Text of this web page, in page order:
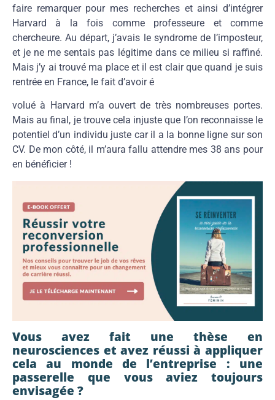
faire remarquer pour mes recherches et ainsi d’intégrer
Harvard à la fois comme professeure et comme
chercheure. Au départ, j’avais le syndrome de l’imposteur,
et je ne me sentais pas légitime dans ce milieu si raffiné.
Mais j’y ai trouvé ma place et il est clair que quand je suis
rentrée en France, le fait d’avoir é
volué à Harvard m’a ouvert de très nombreuses portes.
Mais au final, je trouve cela injuste que l’on reconnaisse le
potentiel d’un individu juste car il a la bonne ligne sur son
CV. De mon côté, il m’aura fallu attendre mes 38 ans pour
en bénéficier !
Vous avez fait une thèse en
neurosciences et avez réussi à appliquer
cela au monde de l’entreprise : une
passerelle que vous aviez toujours
envisagée ?